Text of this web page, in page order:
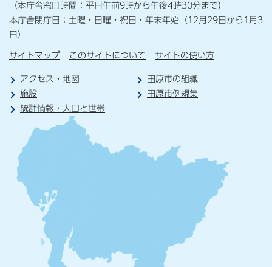
（本庁舎窓口時間：平日午前9時から午後4時30分まで）
本庁舎閉庁日：土曜・日曜・祝日・年末年始（12月29日から1月3
日）
サイトマップ このサイトについて サイトの使い方
アクセス・地図
田原市の組織
施設
田原市例規集
統計情報・人口と世帯